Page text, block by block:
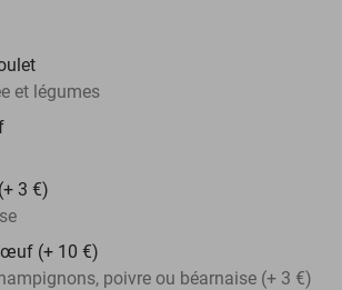
et légumes
3 €)
(+ 10 €)
poivre ou béarnaise (+ 3 €)